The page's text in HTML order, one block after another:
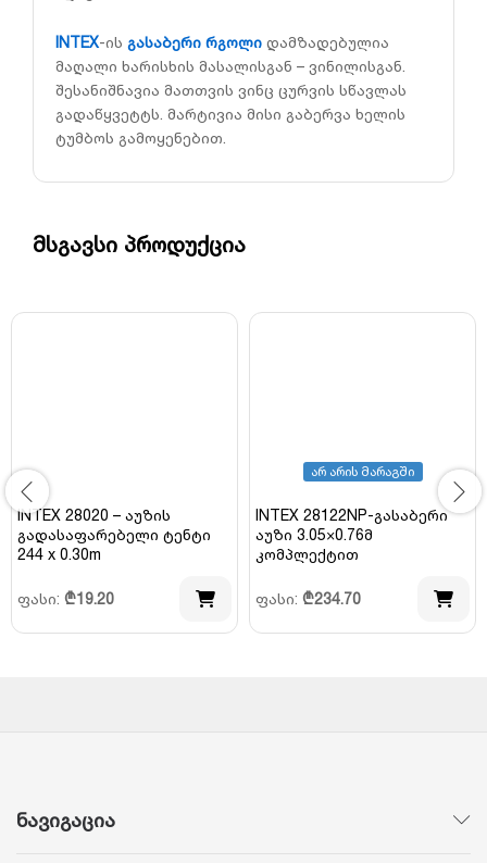
INTEX-ის გასაბერი რგოლი დამზადებულია
მაღალი ხარისხის მასალისგან – ვინილისგან.
შესანიშნავია მათთვის ვინც ცურვის სწავლას
გადაწყვეტტს. მარტივია მისი გაბერვა ხელის
ტუმბოს გამოყენებით.
მსგავსი პროდუქცია
INTEX 28020 – აუზის
გადასაფარებელი ტენტი
244 x 0.30m
ფასი: ₾19.20
არ არის მარაგში
INTEX 28122NP-გასაბერი
აუზი 3.05×0.76მ
კომპლექტით
ფასი: ₾234.70
ნავიგაცია